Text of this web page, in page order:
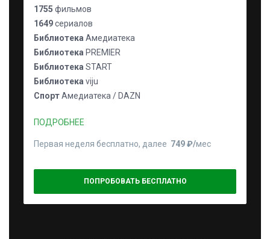
1755 фильмов
1649сериалов
Библиотека Амедиатека
Библиотека PREMIER
Библиотека START
Библиотека viju
СпортАмедиатека / DAZN
ПОДРОБНЕЕ
Первая неделя бесплатно, далее 749 ₽⁠/⁠мес
ПОПРОБОВАТЬ БЕСПЛАТНО